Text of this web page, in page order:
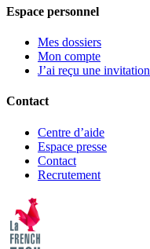
Espace personnel
Mes dossiers
Mon compte
J’ai reçu une invitation
Contact
Centre d’aide
Espace presse
Contact
Recrutement